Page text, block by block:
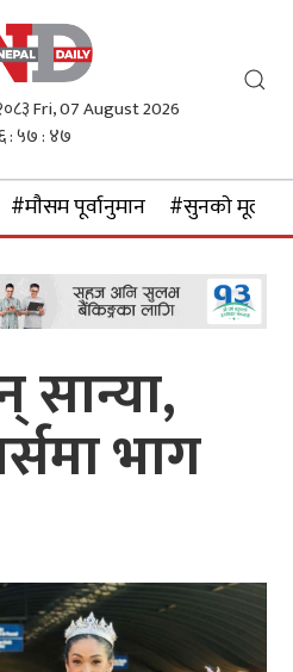
Fri, 07 August 2026
: ५७ : ४८
#माैसम पूर्वानुमान #सुनकाे मूल्य
भाग